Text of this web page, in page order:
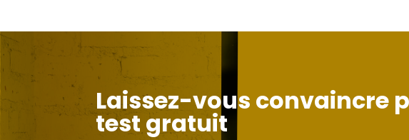
Laissez-vous convaincre
test gratuit